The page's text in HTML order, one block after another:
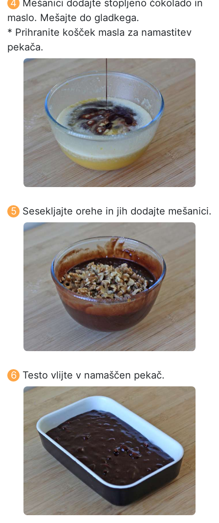
Mešanici dodajte stopljeno čokolado in
maslo. Mešajte do gladkega.
* Prihranite košček masla za namastitev
pekača.
Sesekljajte orehe in jih dodajte mešanici.
Testo vlijte v namaščen pekač.